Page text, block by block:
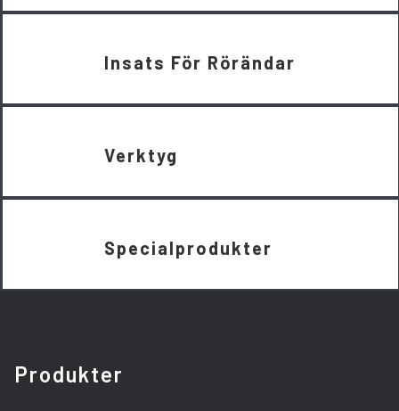
Insats För Rörändar
Verktyg
Specialprodukter
Produkter